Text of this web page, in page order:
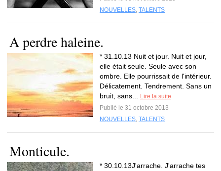
NOUVELLES, TALENTS
A perdre haleine.
* 31.10.13 Nuit et jour. Nuit et jour,
elle était seule. Seule avec son
ombre. Elle pourrissait de l'intérieur.
Délicatement. Tendrement. Sans un
bruit, sans...
Lire la suite
Publié le 31 octobre 2013
NOUVELLES, TALENTS
Monticule.
* 30.10.13J'arrache. J'arrache tes